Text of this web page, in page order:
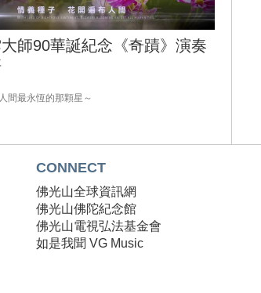
師90華誕紀念《奇蹟》演奏
CONNECT
佛光山全球資訊網
佛光山佛陀紀念館
佛光山電視弘法基金會
如是我聞 VG Music